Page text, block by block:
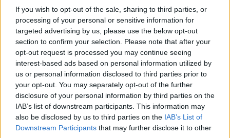
If you wish to opt-out of the sale, sharing to third parties, or
processing of your personal or sensitive information for
targeted advertising by us, please use the below opt-out
section to confirm your selection. Please note that after your
opt-out request is processed you may continue seeing
interest-based ads based on personal information utilized by
us or personal information disclosed to third parties prior to
your opt-out. You may separately opt-out of the further
disclosure of your personal information by third parties on the
IAB’s list of downstream participants. This information may
also be disclosed by us to third parties on the IAB’s List of
Downstream Participants that may further disclose it to other
Lefújták a lökösöket, kilakatolták/gittelték a
horpadást, kapott új telifényt (nincsenek illúzióim,
max egy kis polír, plusz egy réteg lakk), és talán
kicserélték a hidrotőkéket is.
Kíváncsian várom a további fejleményeket…